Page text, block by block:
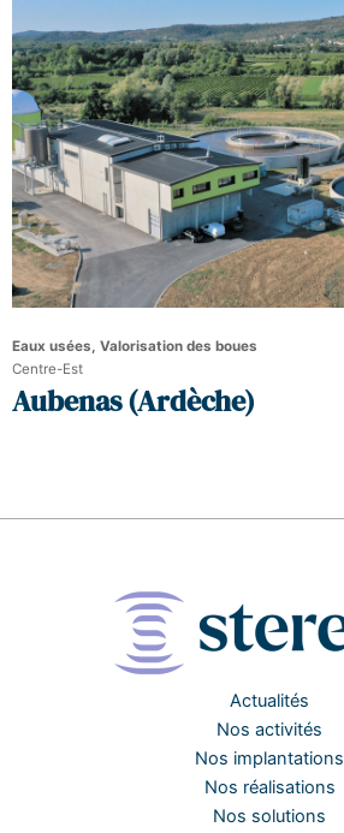
Eaux usées, Valorisation des boues
Centre-Est
Aubenas (Ardèche)
Actualités
Nos activités
Nos implantations
Nos réalisations
Nos solutions